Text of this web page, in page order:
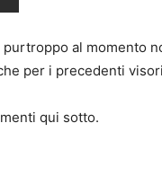
purtroppo al momento
per i precedenti
qui sotto.